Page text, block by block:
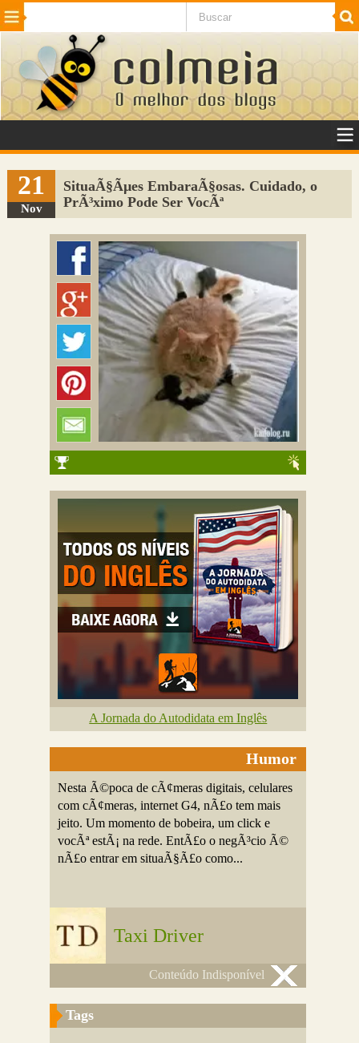
Beleza Cinema e TV
Internet Jogos NotÃ­cias SaÃºde
VeÃ­culos Adulto
Sugerir Link
Adicionar Blog
Colmeia Exchange
Perguntas Frequentes
21
Nov
SituaÃ§Ãµes EmbaraÃ§osas. Cuidado, o
PrÃ³ximo Pode Ser VocÃª
A Jornada do Autodidata em Inglês
Humor
Nesta Ã©poca de cÃ¢meras digitais, celulares
com cÃ¢meras, internet G4, nÃ£o tem mais
jeito. Um momento de bobeira, um click e
vocÃª estÃ¡ na rede. EntÃ£o o negÃ³cio Ã©
nÃ£o entrar em situaÃ§Ã£o como...
Taxi Driver
Conteúdo Indisponível
Tags